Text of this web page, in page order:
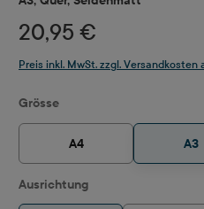
20,95 €
Preis inkl. MwSt. zzgl.
Grösseauswählen
A4 A3
Ausrichtungauswählen